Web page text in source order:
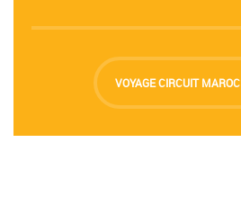
VOYAGE CIRCUIT MAROC